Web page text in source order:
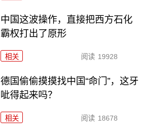
中国这波操作，直接把西方石化
霸权打出了原形
相关 阅读 19928
德国偷偷摸摸找中国“命门”，这牙
呲得起来吗？
相关 阅读 18678